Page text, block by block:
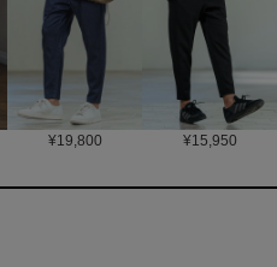
¥19,800 ¥15,950